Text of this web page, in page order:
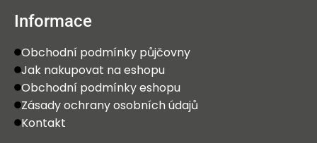
Informace
Obchodní podmínky půjčovny
Jak nakupovat na eshopu
Obchodní podmínky eshopu
Zásady ochrany osobních údajů
Kontakt